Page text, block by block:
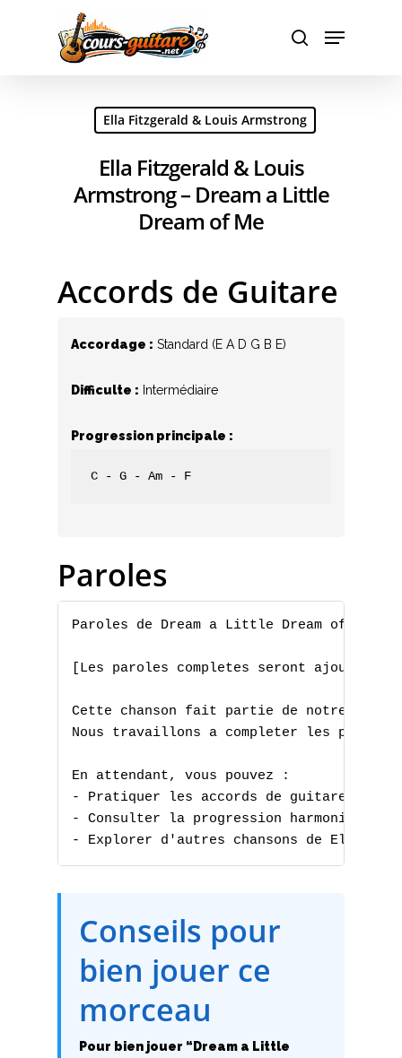
Hit enter to search or ESC to close
Ella Fitzgerald & Louis Armstrong
Ella Fitzgerald & Louis
Armstrong – Dream a Little
Dream of Me
Accords de Guitare
Accordage : Standard (E A D G B E)
Difficulte : Intermédiaire
Progression principale :
C - G - Am - F
Paroles
Paroles de Dream a Little Dream of Me
[Les paroles completes seront ajoutees
Cette chanson fait partie de notre
Nous travaillons a completer les
En attendant, vous pouvez :
- Pratiquer les accords de guitare
- Consulter la progression harmonique
- Explorer d'autres chansons de Ella
Conseils pour
bien jouer ce
morceau
Pour bien jouer “Dream a Little